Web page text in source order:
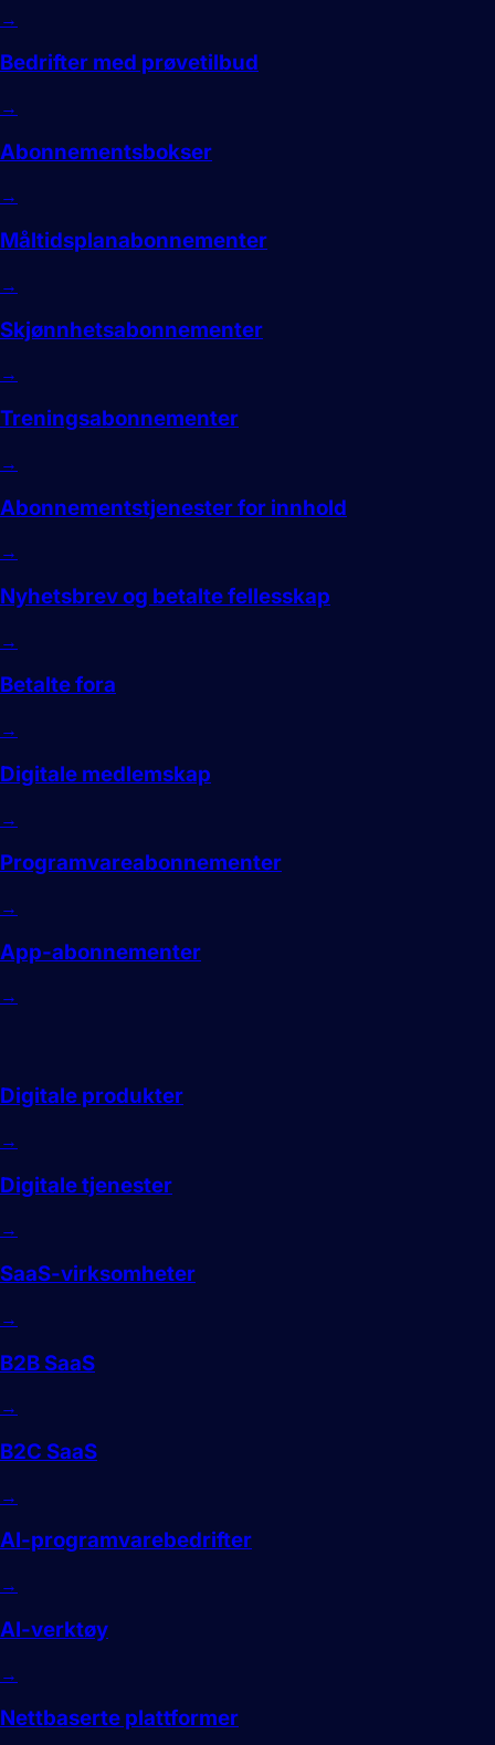
→
Bedrifter med prøvetilbud
→
Abonnementsbokser
→
Måltidsplanabonnementer
→
Skjønnhetsabonnementer
→
Treningsabonnementer
→
Abonnementstjenester for innhold
→
Nyhetsbrev og betalte fellesskap
→
Betalte fora
→
Digitale medlemskap
→
Programvareabonnementer
→
App-abonnementer
→
Digitale produkter
→
Digitale tjenester
→
SaaS-virksomheter
→
B2B SaaS
→
B2C SaaS
→
AI-programvarebedrifter
→
AI-verktøy
→
Nettbaserte plattformer